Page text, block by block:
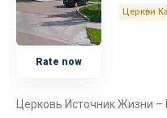
Rate now
Церкви
Церковь Источник Жизни –